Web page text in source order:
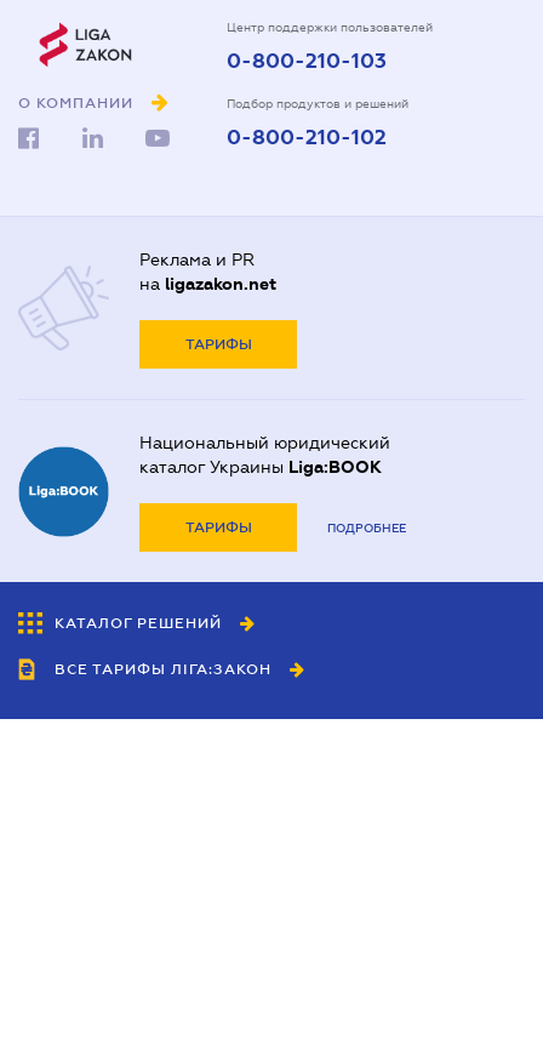
О КОМПАНИИ
Центр поддержки пользователей
0-800-210-103
Подбор продуктов и решений
0-800-210-102
Реклама и PR
на ligazakon.net
ТАРИФЫ
Национальный юридический
каталог Украины Liga:BOOK
ТАРИФЫ ПОДРОБНЕЕ
КАТАЛОГ РЕШЕНИЙ
ВСЕ ТАРИФЫ ЛІГА:ЗАКОН